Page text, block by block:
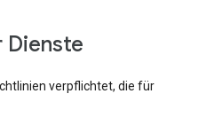
Dienste
verpflichtet, die für